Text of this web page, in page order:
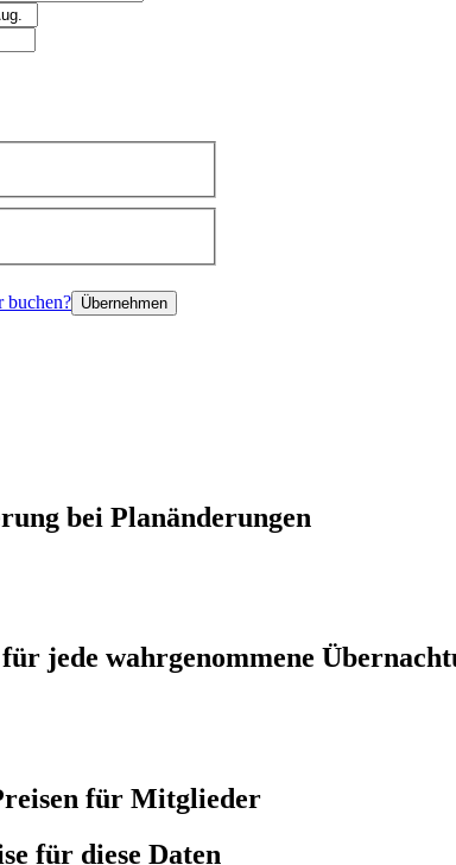
buchen? Übernehmen
bei Planänderungen
jede wahrgenommene
für Mitglieder
für diese Daten